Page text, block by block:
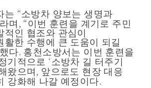
는 “소방차 양보는 생명과
라며 , “이번 훈련을 계기로 주민
적인 협조와 관심이
활한 수행에 큰 도움이 되길
다.홍천소방서는 이번 훈련을
기적으로 ‘소방차 길 터주기
왔으며 , 앞으로도 현장 대응
강화해 나갈 예정이다.